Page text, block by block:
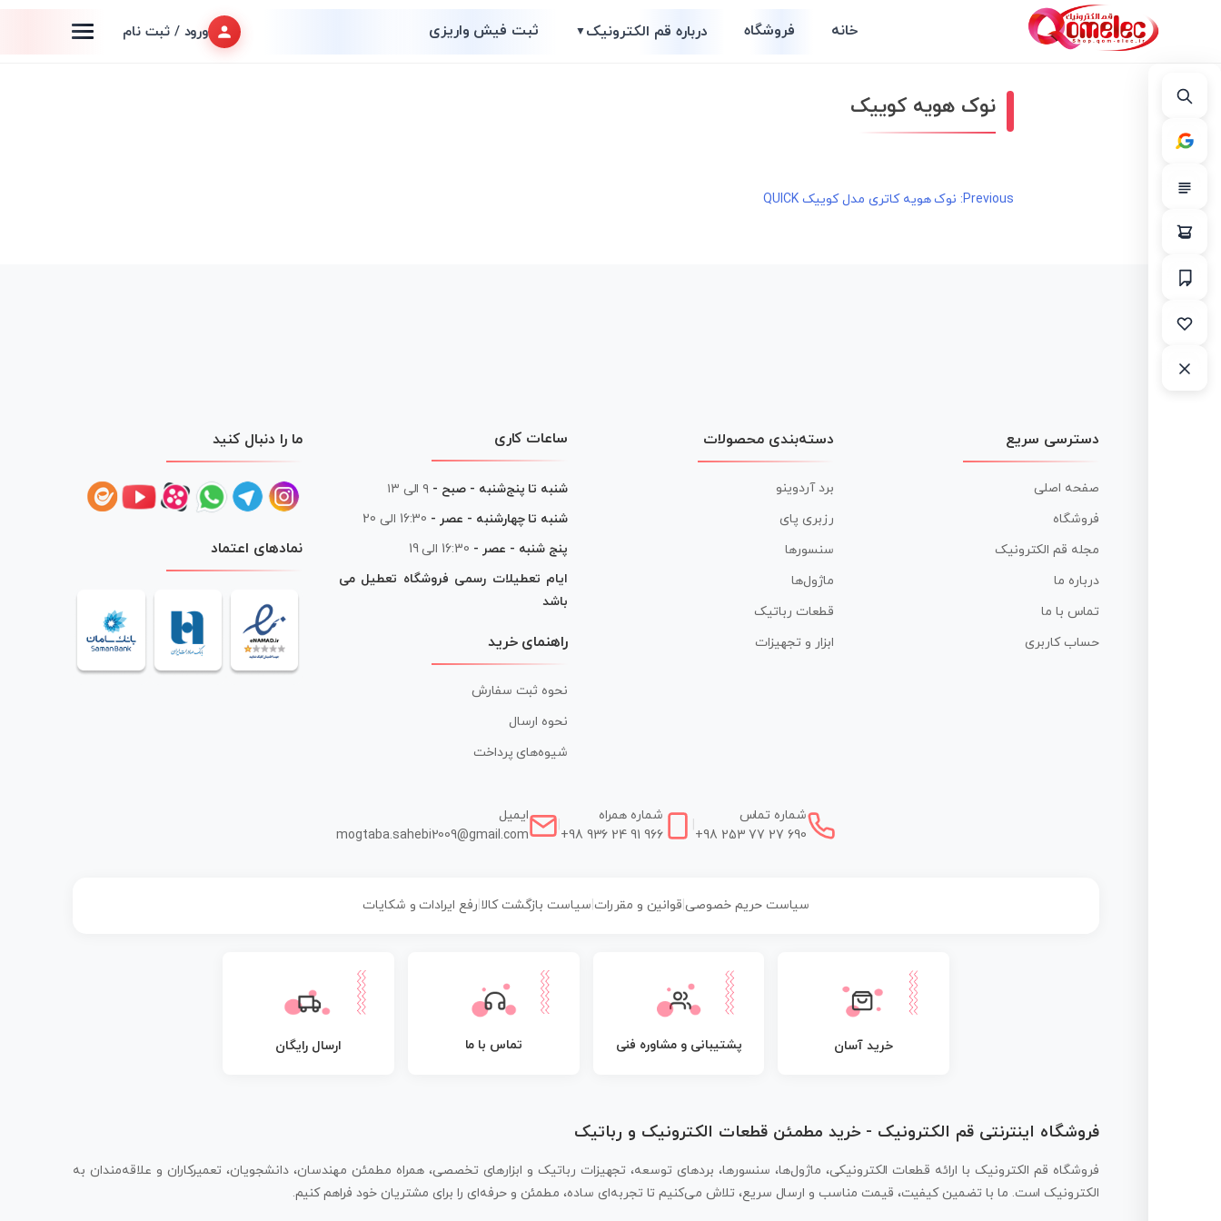
خانه فروشگاه درباره قم الکترونیک▼ ثبت فیش واریزی ورود / ثبت نام
نوک هویه کوییک
راهبری
Previous: نوک هویه کاتری مدل کوییک QUICK
دسترسی سریع
صفحه اصلی
فروشگاه
مجله قم الکترونیک
درباره ما
تماس با ما
حساب کاربری
دسته‌بندی محصولات
برد آردوینو
رزبری پای
سنسورها
ماژول‌ها
قطعات رباتیک
ابزار و تجهیزات
ساعات کاری
شنبه تا پنج‌شنبه - صبح - ۹ الی ۱۳
شنبه تا چهارشنبه - عصر - 16:30 الی 20
پنج شنبه - عصر - 16:30 الی 19
ایام تعطیلات رسمی فروشگاه تعطیل می
باشد
راهنمای خرید
نحوه ثبت سفارش
نحوه ارسال
شیوه‌های پرداخت
ما را دنبال کنید
نمادهای اعتماد
شماره تماس
+98 253 77 27 690
شماره همراه
+98 936 24 91 966
ایمیل
mogtaba.sahebi2009@gmail.com
سیاست حریم خصوصی| قوانین و مقررات سیاست بازگشت کالا رفع ایرادات و شکایات
خرید آسان پشتیبانی و مشاوره فنی تماس با ما ارسال رایگان
فروشگاه اینترنتی قم الکترونیک - خرید مطمئن قطعات الکترونیک و رباتیک
فروشگاه قم الکترونیک با ارائه قطعات الکترونیکی، ماژول‌ها، سنسورها، بردهای توسعه، تجهیزات رباتیک و ابزارهای تخصصی، همراه مطمئن مهندسان، دانشجویان، تعمیرکاران و علاقه‌مندان به
الکترونیک است. ما با تضمین کیفیت، قیمت مناسب و ارسال سریع، تلاش می‌کنیم تا تجربه‌ای ساده، مطمئن و حرفه‌ای را برای مشتریان خود فراهم کنیم.